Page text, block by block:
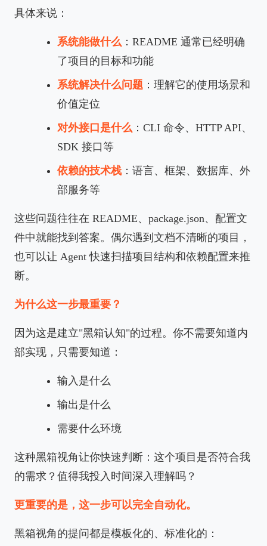
具体来说：
系统能做什么 ：README 通常已经明确
了项目的目标和功能
系统解决什么问题 ：理解它的使用场景和
价值定位
对外接口是什么 ：CLI 命令、HTTP API、
SDK 接口等
依赖的技术栈 ：语言、框架、数据库、外
部服务等
这些问题往往在 README、package.json、配置文
件中就能找到答案。偶尔遇到文档不清晰的项目，
也可以让 Agent 快速扫描项目结构和依赖配置来推
断。
为什么这一步最重要？
因为这是建立"黑箱认知"的过程。你不需要知道内
部实现，只需要知道：
输入是什么
输出是什么
需要什么环境
这种黑箱视角让你快速判断：这个项目是否符合我
的需求？值得我投入时间深入理解吗？
更重要的是，这一步可以完全自动化。
黑箱视角的提问都是模板化的、标准化的：